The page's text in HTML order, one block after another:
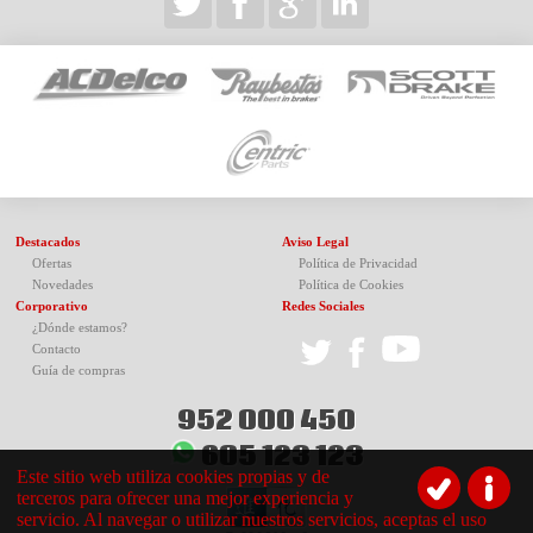
Destacados
Ofertas
Novedades
Corporativo
¿Dónde estamos?
Contacto
Guía de compras
Aviso Legal
Política de Privacidad
Política de Cookies
Redes Sociales
952 000 450
605 123 123
Este sitio web utiliza cookies propias y de
terceros para ofrecer una mejor experiencia y
servicio. Al navegar o utilizar nuestros servicios, aceptas el uso